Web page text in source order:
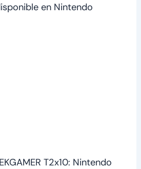
en Nintendo
T2x10: Nintendo